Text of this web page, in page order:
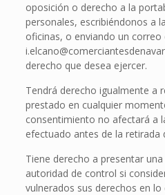
oposición o derecho a la
personales, escribiéndonos a
oficinas, o enviando un correo
derecho que desea ejercer.
Tendrá derecho igualmente a
prestado en cualquier
consentimiento no afectará a
efectuado antes de la retirada
Tiene derecho a presentar
autoridad de control si
vulnerados sus derechos en